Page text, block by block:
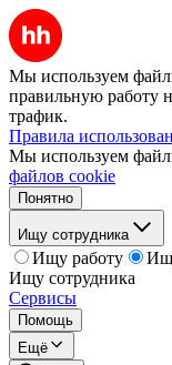
Мы используем
правильную работу
трафик.
Правила
Мы используем
файлов cookie
Понятно
Ищу сотрудника
Ищу работу
Ищу сотрудника
Сервисы
Помощь
Ещё